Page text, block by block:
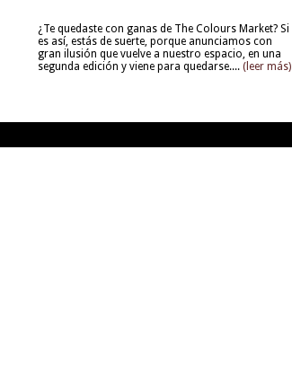
¿Te quedaste con ganas de The Colours Market? Si
es así, estás de suerte, porque anunciamos con
gran ilusión que vuelve a nuestro espacio, en una
segunda edición y viene para quedarse.... (leer más)